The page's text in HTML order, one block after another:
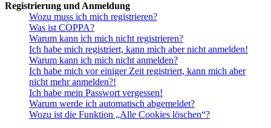
Registrierung und Anmeldung
Wozu muss ich mich registrieren?
Was ist COPPA?
Warum kann ich mich nicht registrieren?
Ich habe mich registriert, kann mich aber nicht anmelden!
Warum kann ich mich nicht anmelden?
Ich habe mich vor einiger Zeit registriert, kann mich aber
nicht mehr anmelden?!
Ich habe mein Passwort vergessen!
Warum werde ich automatisch abgemeldet?
Wozu ist die Funktion „Alle Cookies löschen“?